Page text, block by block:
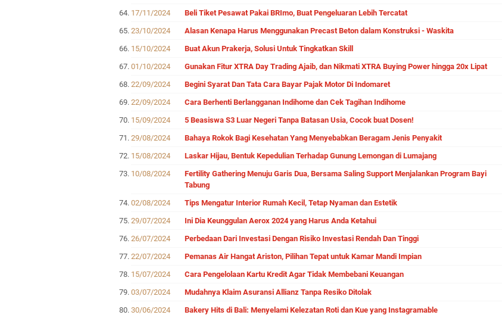
17/11/2024
Beli Tiket Pesawat Pakai BRImo, Buat Pengeluaran Lebih Tercatat
23/10/2024
Alasan Kenapa Harus Menggunakan Precast Beton dalam Konstruksi - Waskita
15/10/2024
Buat Akun Prakerja, Solusi Untuk Tingkatkan Skill
01/10/2024
Gunakan Fitur XTRA Day Trading Ajaib, dan Nikmati XTRA Buying Power hingga 20x Lipat
22/09/2024
Begini Syarat Dan Tata Cara Bayar Pajak Motor Di Indomaret
22/09/2024
Cara Berhenti Berlangganan Indihome dan Cek Tagihan Indihome
15/09/2024
5 Beasiswa S3 Luar Negeri Tanpa Batasan Usia, Cocok buat Dosen!
29/08/2024
Bahaya Rokok Bagi Kesehatan Yang Menyebabkan Beragam Jenis Penyakit
15/08/2024
Laskar Hijau, Bentuk Kepedulian Terhadap Gunung Lemongan di Lumajang
10/08/2024
Fertility Gathering Menuju Garis Dua, Bersama Saling Support Menjalankan Program Bayi
Tabung
02/08/2024
Tips Mengatur Interior Rumah Kecil, Tetap Nyaman dan Estetik
29/07/2024
Ini Dia Keunggulan Aerox 2024 yang Harus Anda Ketahui
26/07/2024
Perbedaan Dari Investasi Dengan Risiko Investasi Rendah Dan Tinggi
22/07/2024
Pemanas Air Hangat Ariston, Pilihan Tepat untuk Kamar Mandi Impian
15/07/2024
Cara Pengelolaan Kartu Kredit Agar Tidak Membebani Keuangan
03/07/2024
Mudahnya Klaim Asuransi Allianz Tanpa Resiko Ditolak
30/06/2024
Bakery Hits di Bali: Menyelami Kelezatan Roti dan Kue yang Instagramable